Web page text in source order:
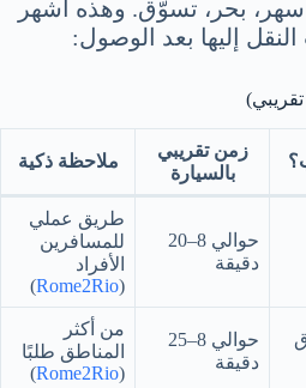
بحر، تسوّق. وهذه أشهر
إليها بعد الوصول:
زمن تقريبي
بالسيارة
ملاحظة ذكية
حوالي 8–20
دقيقة
طريق عملي
للمسافرين
الأفراد
(
Rome2Rio
)
حوالي 8–25
دقيقة
من أكثر
المناطق طلبًا
(
Rome2Rio
)